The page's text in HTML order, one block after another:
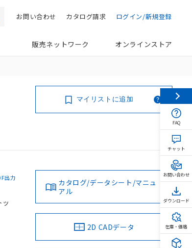
検索 ログイン/新規登録
カタログ請求
お問い合わせ
販売ネットワーク オンラインストア
マイリストに追加
出力
カタログ/データシート/マニュ
アル
2D CADデータ
FAQ
チャット
お問い合わせ
ダウンロード
在庫・価格